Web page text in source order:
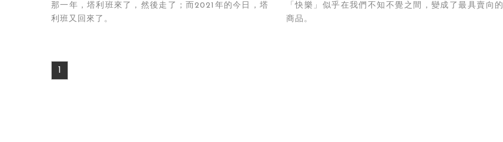
那一年，塔利班來了，然後走了；而2021年的今日，塔
利班又回來了。
「快樂」似乎在我們不知不覺之間，變成了最具賣向的
商品。
1